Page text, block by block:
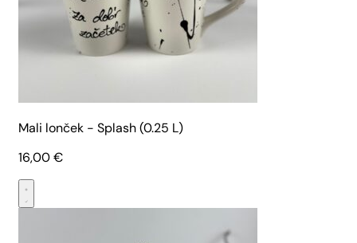
Mali lonček - Splash (0.25 L)
16,00€